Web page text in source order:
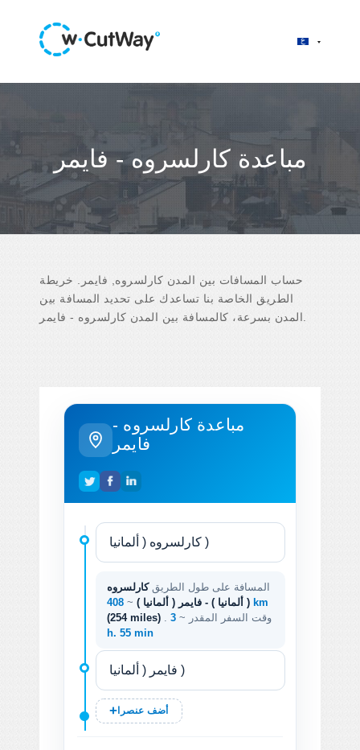
مباعدة كارلسروه - فايمر
حساب المسافات بين المدن كارلسروه, فايمر. خريطة
الطريق الخاصة بنا تساعدك على تحديد المسافة بين
مباعدة كارلسروه -
فايمر
المسافة على طول الطريقكارلسروه
( ألمانيا ) - فايمر ( ألمانيا ) ~
408 km
(254 miles)
. وقت السفر المقدر ~ 3
h. 55 min
أضف عنصرا